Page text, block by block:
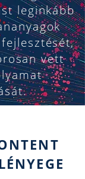
leginkább
vett